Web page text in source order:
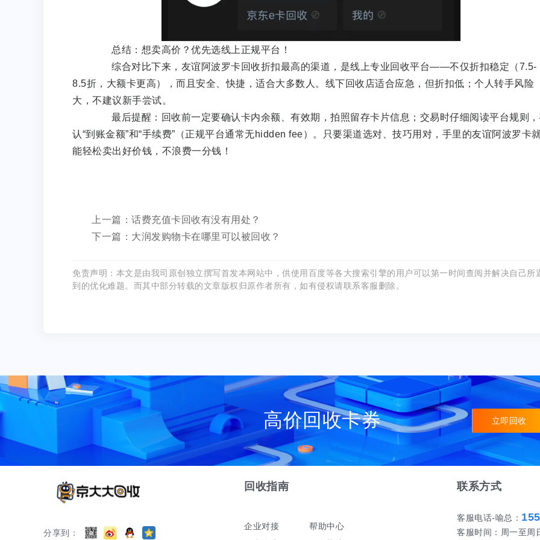
总结：想卖高价？优先选线上正规平台！
综合对比下来，友谊阿波罗卡回收折扣最高的渠道，是线上专业回收平台——不仅折扣稳定（7.5-
8.5折，大额卡更高），而且安全、快捷，适合大多数人。线下回收店适合应急，但折扣低；个人转手风险
大，不建议新手尝试。
最后提醒：回收前一定要确认卡内余额、有效期，拍照留存卡片信息；交易时仔细阅读平台规则
认“到账金额”和“手续费”（正规平台通常无hidden fee）。只要渠道选对、技巧用对，手里的友谊阿波罗卡
能轻松卖出好价钱，不浪费一分钱！
上一篇：话费充值卡回收有没有用处？
下一篇：大润发购物卡在哪里可以被回收？
免责声明：本文是由我司原创独立撰写首发本网站中，供使用百度等各大搜索引擎的用户可以第一时间查阅并解决自己所
到的优化难题。而其中部分转载的文章版权归原作者所有，如有侵权请联系客服删除。
高价回收卡券 立即回收
分享到：
回收指南
企业对接
帮助中心
联系方式
客服电话-喻总：
客服时间：周一至